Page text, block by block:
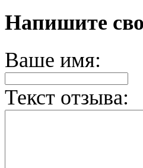
Напишите
Ваше имя:
Текст отзыва: